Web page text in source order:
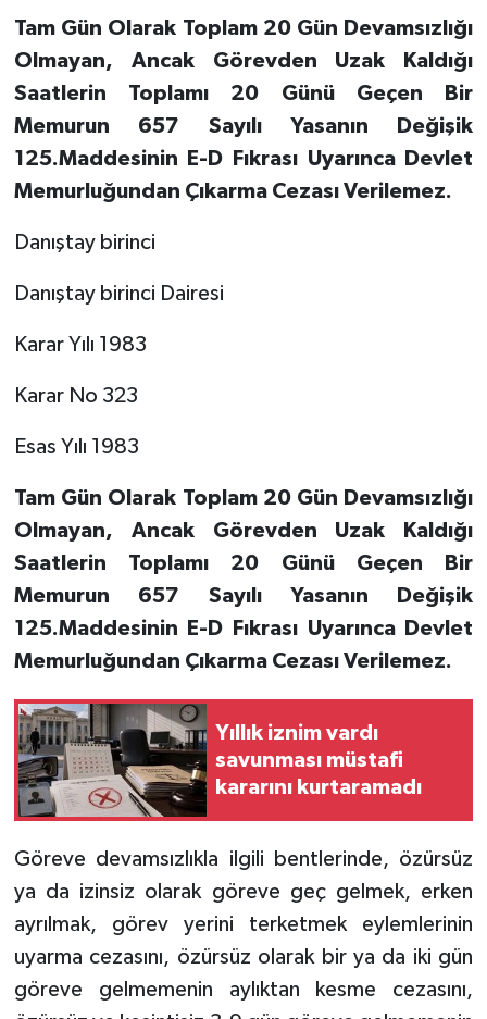
Tam Gün Olarak Toplam 20 Gün Devamsızlığı
Olmayan, Ancak Görevden Uzak Kaldığı
Saatlerin Toplamı 20 Günü Geçen Bir
Memurun 657 Sayılı Yasanın Değişik
125.Maddesinin E-D Fıkrası Uyarınca Devlet
Memurluğundan Çıkarma Cezası Verilemez.
Danıştay birinci
Danıştay birinci Dairesi
Karar Yılı 1983
Karar No 323
Esas Yılı 1983
Tam Gün Olarak Toplam 20 Gün Devamsızlığı
Olmayan, Ancak Görevden Uzak Kaldığı
Saatlerin Toplamı 20 Günü Geçen Bir
Memurun 657 Sayılı Yasanın Değişik
125.Maddesinin E-D Fıkrası Uyarınca Devlet
Memurluğundan Çıkarma Cezası Verilemez.
Yıllık iznim vardı
savunması müstafi
kararını kurtaramadı
Göreve devamsızlıkla ilgili bentlerinde, özürsüz
ya da izinsiz olarak göreve geç gelmek, erken
ayrılmak, görev yerini terketmek eylemlerinin
uyarma cezasını, özürsüz olarak bir ya da iki gün
göreve gelmemenin aylıktan kesme cezasını,